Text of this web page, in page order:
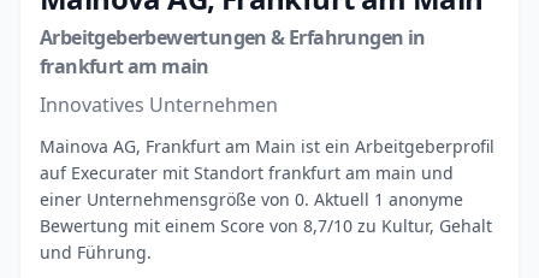
Arbeitgeberbewertungen & Erfahrungen in
frankfurt am main
Innovatives Unternehmen
Mainova AG, Frankfurt am Main ist ein Arbeitgeberprofil
auf Execurater mit Standort frankfurt am main und
einer Unternehmensgröße von 0. Aktuell 1 anonyme
Bewertung mit einem Score von 8,7/10 zu Kultur, Gehalt
und Führung.